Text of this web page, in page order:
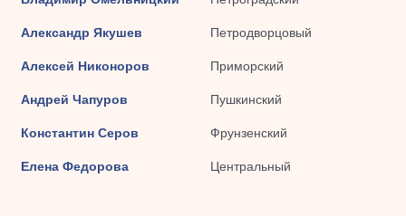
Александр Якушев Петродворцовый
Алексей Никоноров Приморский
Андрей Чапуров Пушкинский
Константин Серов Фрунзенский
Елена Федорова Центральный